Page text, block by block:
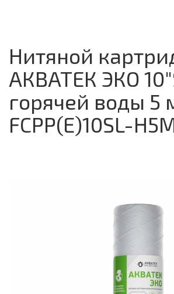
Нитяной
АКВАТЕК ЭКО
горячей воды 5
FCPP(E)10SL-